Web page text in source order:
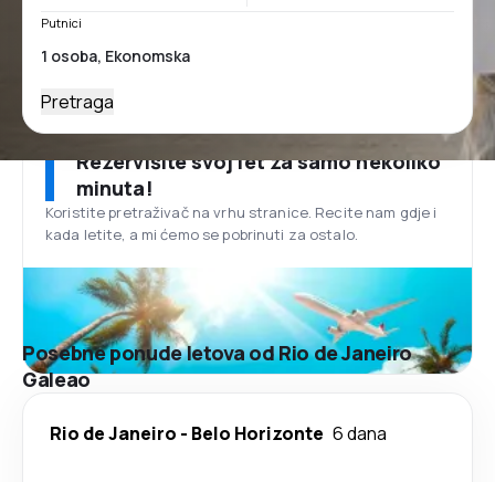
Putnici
Pretraga
Rezervišite svoj let za samo nekoliko
minuta!
Koristite pretraživač na vrhu stranice. Recite nam gdje i
kada letite, a mi ćemo se pobrinuti za ostalo.
Posebne ponude letova od Rio de Janeiro
Galeao
Rio de Janeiro - Belo Horizonte 6 dana